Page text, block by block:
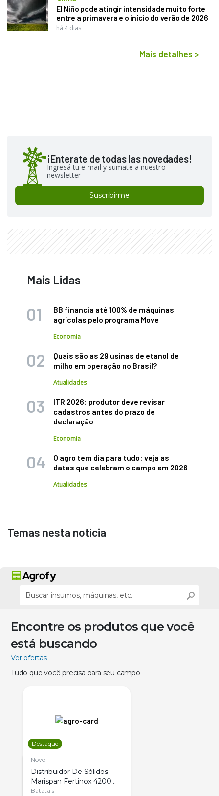
El Niño pode atingir intensidade muito forte
entre a primavera e o início do verão de 2026
há 4 dias
Mais detalhes >
¡Enterate de todas las novedades!
Ingresá tu e-mail y sumate a nuestro
newsletter
Suscribirme
Mais Lidas
BB financia até 100% de máquinas
agrícolas pelo programa Move
Economia
Quais são as 29 usinas de etanol de
milho em operação no Brasil?
Atualidades
ITR 2026: produtor deve revisar
cadastros antes do prazo de
declaração
Economia
O agro tem dia para tudo: veja as
datas que celebram o campo em 2026
Atualidades
Temas nesta notícia
Encontre os produtos que você
está buscando
Ver ofertas
Tudo que você precisa para seu campo
Destaque
Novo
Distribuidor De Sólidos
Marispan Fertinox 4200
Citrus
Batatais